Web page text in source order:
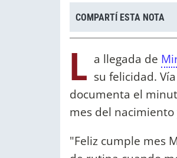
COMPARTÍ ESTA NOTA
L a llegada de
su felicidad.
documenta el
mes del
"Feliz cumple mes